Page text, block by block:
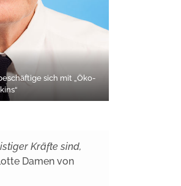
sich mit „Öko-
Kräfte sind,
Damen von